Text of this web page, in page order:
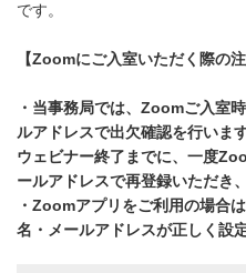
です。
【Zoomにご入室いただく際の注
・当事務局では、Zoomご入室
ルアドレスで出欠確認を行いま
ウェビナー終了までに、一度
ールアドレスで再登録いただき
・Zoomアプリをご利用の場合
名・メールアドレスが正しく設